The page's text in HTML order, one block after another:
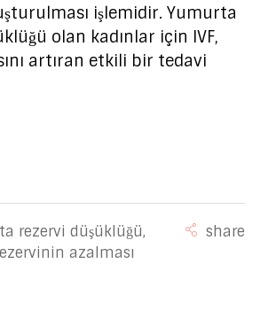
işlemidir. Yumurta
olan kadınlar için IVF,
artıran etkili bir tedavi
rezervi düşüklüğü,
azalması